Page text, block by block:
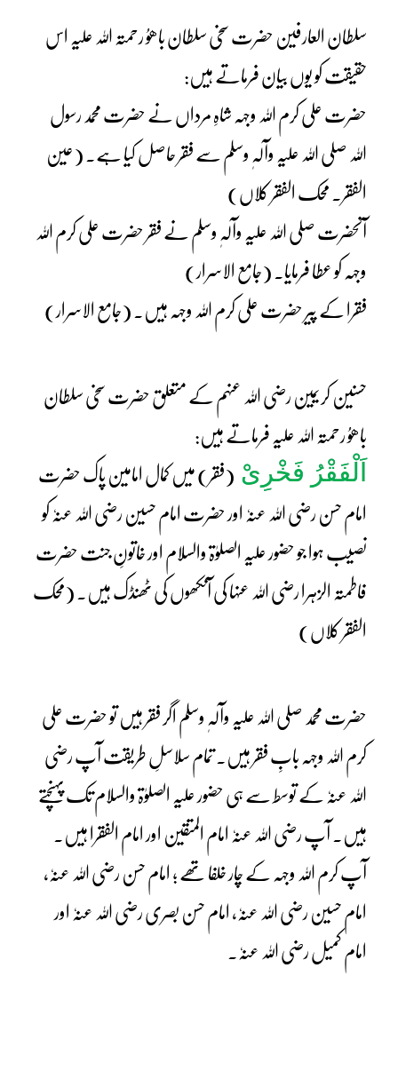
سلطان العارفین حضرت سخی سلطان باھوُ رحمتہ اللہ علیہ اس
حقیقت کو یوں بیان فرماتے ہیں:
حضرت علی کرم اللہ وجہہ شاہِ مرداں نے حضرت محمد رسول
اللہ صلی اللہ علیہ وآلہٖ وسلم سے فقر حاصل کیا ہے۔ (عین
الفقر۔ محک الفقر کلاں)
آنحضرت صلی اللہ علیہ وآلہٖ وسلم نے فقر حضرت علی کرم اللہ
وجہہ کو عطا فرمایا۔ (جامع الاسرار)
فقرا کے پیر حضرت علی کرم اللہ وجہہ ہیں۔ (جامع الاسرار)
حسنین کریمین رضی اللہ عنہم کے متعلق حضرت سخی سلطان
باھوُ رحمتہ اللہ علیہ فرماتے ہیں:
اَلْفَقْرُ فَخْرِیْ (فقر) میں کمال امامین پاک حضرت
امام حسن رضی اللہ عنہٗ اور حضرت امام حسین رضی اللہ عنہٗ کو
نصیب ہوا جو حضور علیہ الصلوٰۃ والسلام اور خاتونِ جنت حضرت
فاطمتہ الزہرا رضی اللہ عنہا کی آنکھوں کی ٹھنڈک ہیں۔ (محک
الفقر کلاں)
حضرت محمد صلی اللہ علیہ وآلہٖ وسلم اگر فقر ہیں تو حضرت علی
کرم اللہ وجہہ بابِ فقر ہیں۔ تمام سلاسلِ طریقت آپ رضی
اللہ عنہٗ کے توسط سے ہی حضور علیہ الصلوٰۃ والسلام تک پہنچتے
ہیں۔ آپ رضی اللہ عنہٗ امام المتقین اور امام الفقرا ہیں۔
آپ کرم اللہ وجہہ کے چار خلفا تھے ؛ امام حسن رضی اللہ عنہٗ،
امام حسین رضی اللہ عنہٗ، امام حسن بصری رضی اللہ عنہٗ اور
امام کمیل رضی اللہ عنہٗ۔